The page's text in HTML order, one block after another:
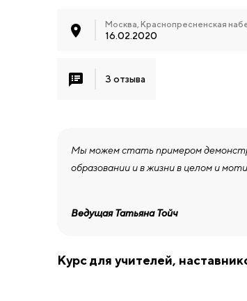
Москва, Краснопресненская
16.02.2020
3 отзыва
Мы можем стать примером
образовании и в жизни в целом и
Ведущая Татьяна Тойч
Курс для учителей,